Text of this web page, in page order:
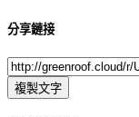
分享鏈接
複製文字